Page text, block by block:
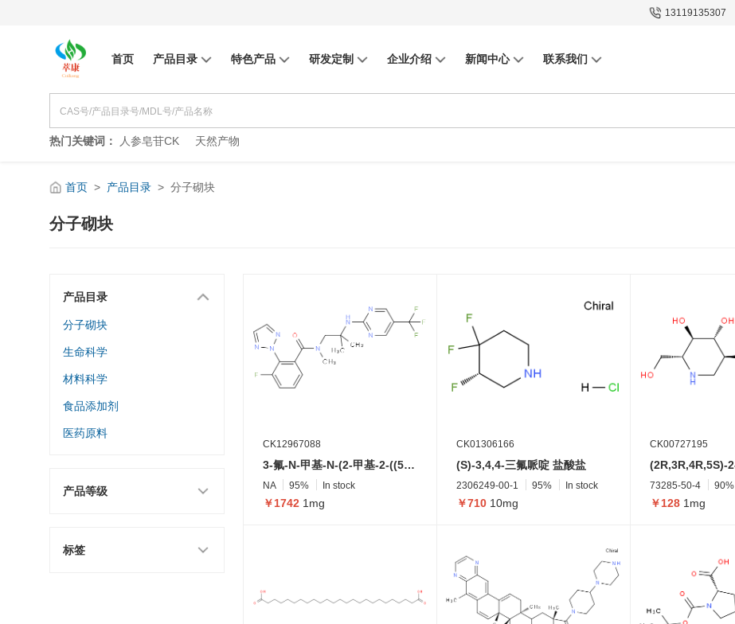
13119135307
首页 产品目录 特色产品 研发定制 企业介绍 新闻中心 联系我们
热门关键词： 人参皂苷CK 天然产物
首页 > 产品目录 > 分子砌块
分子砌块
产品目录
分子砌块
生命科学
材料科学
食品添加剂
医药原料
产品等级
标签
CK12967088
3-氟-N-甲基-N-(2-甲基-2-((5-(三氟甲基)嘧啶-2-基)氨基)丙基)-2-(2H-1,2,3-三唑-2-基)苯甲酰胺
NA 95% In stock
￥1742 1mg
CK01306166
(S)-3,4,4-三氟哌啶 盐酸盐
2306249-00-1 95% In stock
￥710 10mg
CK00727195
73285-50-4 90%
￥128 1mg